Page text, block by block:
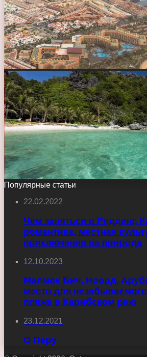
Популярные статьи
22.02.2022
Чем заняться в Реддинг,
романтика, местная
приключения на природе
12.10.2023
Малмок Бич, Ноорд,
место для
пляже в Карибском раю
23.12.2021
О Перу